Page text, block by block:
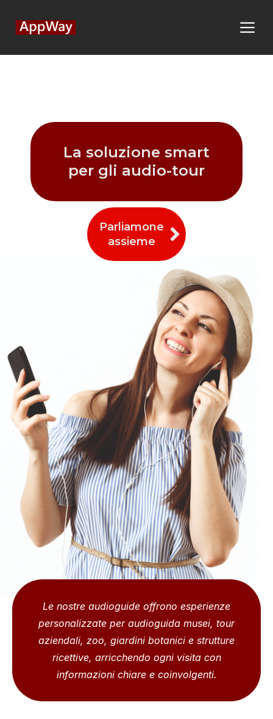
La soluzione smart
per gli audio-tour
Parliamone
assieme
Le nostre audioguide offrono esperienze
personalizzate per audioguida musei, tour
aziendali, zoo, giardini botanici e strutture
ricettive, arricchendo ogni visita con
informazioni chiare e coinvolgenti.